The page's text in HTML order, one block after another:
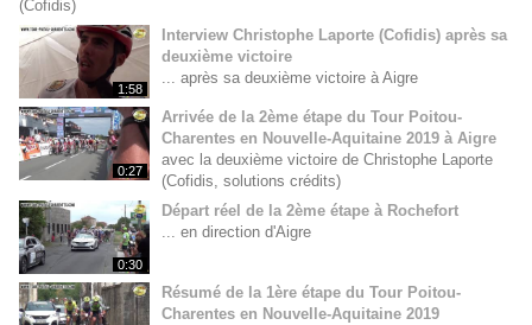
(Cofidis)
1:58
Interview Christophe Laporte (Cofidis) après sa
deuxième victoire
... après sa deuxième victoire à Aigre
0:27
Arrivée de la 2ème étape du Tour Poitou-
Charentes en Nouvelle-Aquitaine 2019 à Aigre
avec la deuxième victoire de Christophe Laporte
(Cofidis, solutions crédits)
0:30
Départ réel de la 2ème étape à Rochefort
... en direction d'Aigre
Résumé de la 1ère étape du Tour Poitou-
Charentes en Nouvelle-Aquitaine 2019